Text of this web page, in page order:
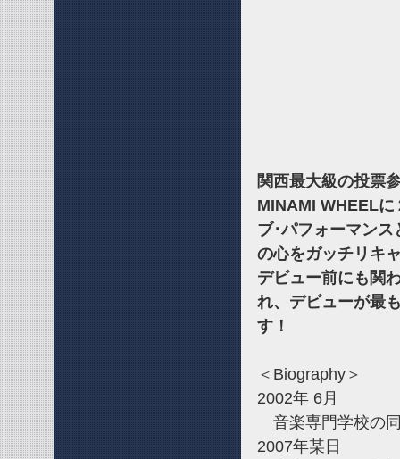
関西最大級の投票
MINAMI WHEEL
ブ･パフォーマン
の心をガッチリキ
デビュー前にも関
れ、デビューが最
す！
＜Biography＞
2002年 6月
音楽専門学校の
2007年某日